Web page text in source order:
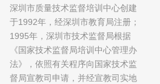
深圳市质量技术监督培训中心创建
于1992年，经深圳市教育局注册；
1995年，深圳市技术监督局根据
《国家技术监督局培训中心管理办
法》，依照有关程序向国家技术监
督局宣教司申请，并经宣教司实地